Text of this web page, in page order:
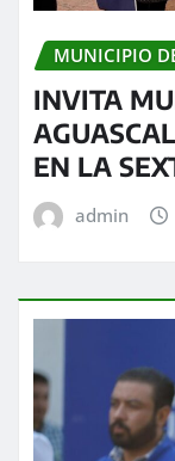
MUNICIPIO
INVITA
EN LA
admin